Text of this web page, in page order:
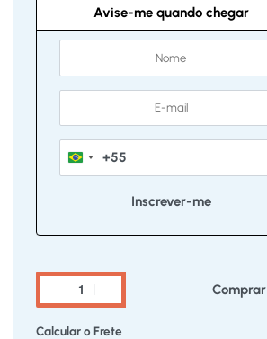
Avise-me quando chegar
Brazil
+55
+55
Comprar
Calcular o Frete